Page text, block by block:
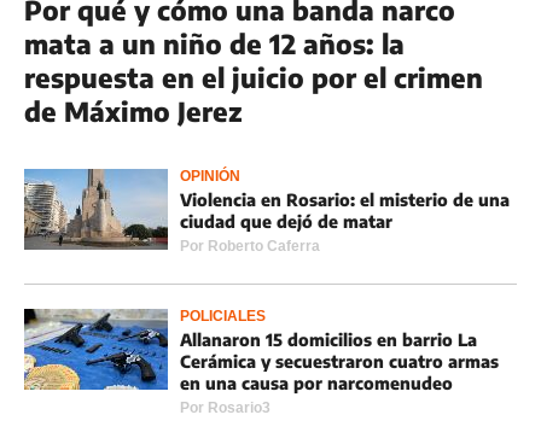
Por qué y cómo una banda narco
mata a un niño de 12 años: la
respuesta en el juicio por el crimen
de Máximo Jerez
OPINIÓN
Violencia en Rosario: el misterio de una
ciudad que dejó de matar
Por Roberto Caferra
POLICIALES
Allanaron 15 domicilios en barrio La
Cerámica y secuestraron cuatro armas
en una causa por narcomenudeo
Por Rosario3